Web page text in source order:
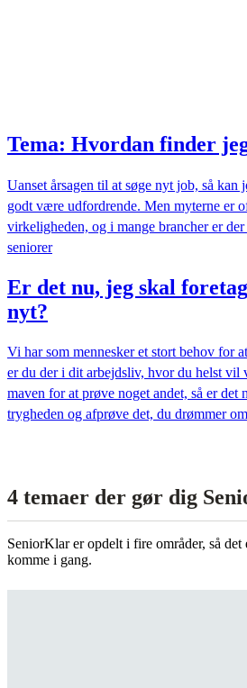
Tema: Hvordan finder
Uanset årsagen til at søge nyt job, så kan
godt være udfordrende. Men myterne er
virkeligheden, og i mange brancher er
seniorer
Er det nu, jeg skal
nyt?
Vi har som mennesker et stort behov for
er du der i dit arbejdsliv, hvor du helst
maven for at prøve noget andet, så er det
trygheden og afprøve det, du drømmer
4 temaer der gør dig
SeniorKlar er opdelt i fire områder, så det
komme i gang.